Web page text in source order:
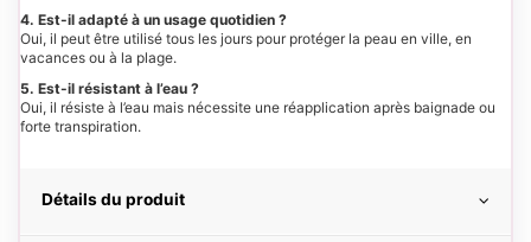
4. Est-il adapté à un usage quotidien ?
Oui, il peut être utilisé tous les jours pour protéger la peau en ville, en
vacances ou à la plage.
5. Est-il résistant à l’eau ?
Oui, il résiste à l’eau mais nécessite une réapplication après baignade ou
forte transpiration.
Détails du produit